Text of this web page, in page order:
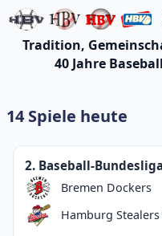
Tradition,
40 Jahre
14 Spiele heute
2. Baseball-
Bremen Dockers
Hamburg Stealers